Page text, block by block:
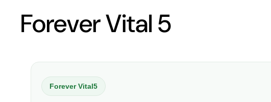
Forever Vital 5
Forever Vital5